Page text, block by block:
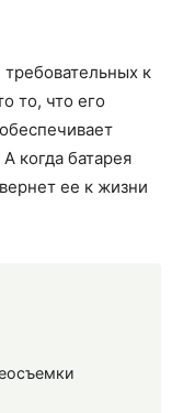
к
то, что его
когда батарея
ее к жизни